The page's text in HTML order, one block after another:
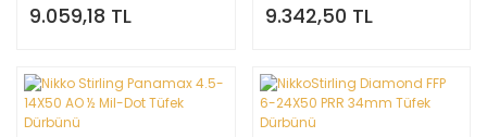
9.059,18 TL 9.342,50 TL